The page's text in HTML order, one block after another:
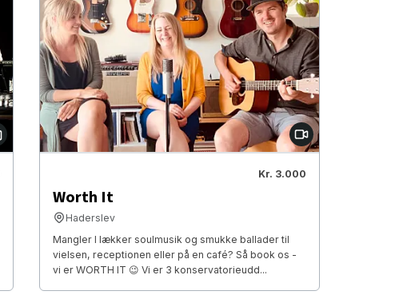
Kr. 3.000
Worth It
Haderslev
Mangler I lækker soulmusik og smukke ballader til
vielsen, receptionen eller på en café? Så book os -
vi er WORTH IT 😉 Vi er 3 konservatorieudd...